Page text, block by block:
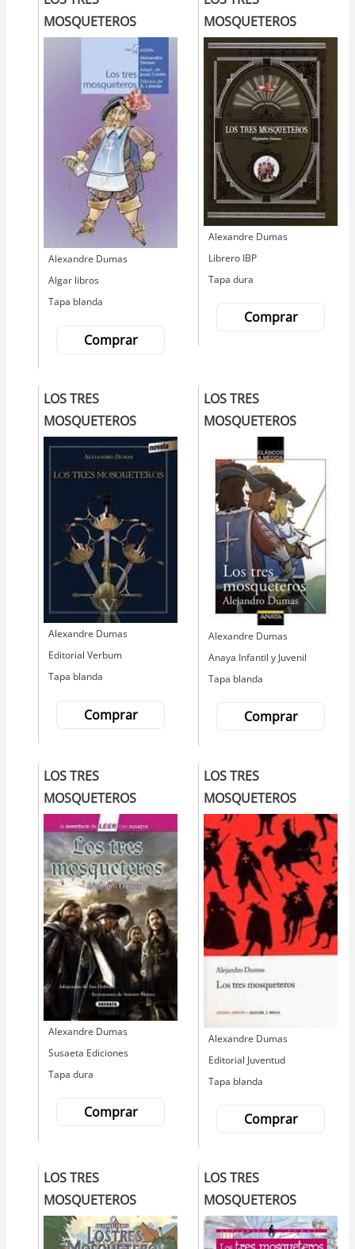
MOSQUETEROS
Autor
Alexandre Dumas
Editorial
Algar libros
Tapa blanda
Comprar
MOSQUETEROS
Autor
Alexandre Dumas
Editorial
Librero IBP
Tapa dura
Comprar
LOS TRES
MOSQUETEROS
Autor
Alexandre Dumas
Editorial
Editorial Verbum
Tapa blanda
Comprar
LOS TRES
MOSQUETEROS
Autor
Alexandre Dumas
Editorial
Anaya Infantil y Juvenil
Tapa blanda
Comprar
LOS TRES
MOSQUETEROS
Autor
Alexandre Dumas
Editorial
Susaeta Ediciones
Tapa dura
Comprar
LOS TRES
MOSQUETEROS
Autor
Alexandre Dumas
Editorial
Editorial Juventud
Tapa blanda
Comprar
LOS TRES
MOSQUETEROS
LOS TRES
MOSQUETEROS